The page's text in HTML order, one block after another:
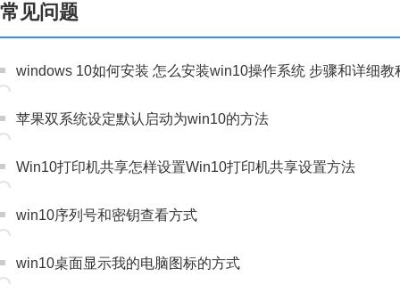
常见问题
windows 10如何安装 怎么安装win10操作系统 步骤和详细教
苹果双系统设定默认启动为win10的方法
Win10打印机共享怎样设置Win10打印机共享设置方法
win10序列号和密钥查看方式
win10桌面显示我的电脑图标的方式